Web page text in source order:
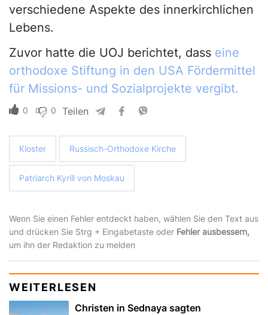
verschiedene Aspekte des innerkirchlichen
Lebens.
Zuvor hatte die UOJ berichtet, dass eine
orthodoxe Stiftung in den USA Fördermittel
für Missions- und Sozialprojekte vergibt.
0 0 Teilen
Kloster Russisch-Orthodoxe Kirche
Patriarch Kyrill von Moskau
Wenn Sie einen Fehler entdeckt haben, wählen Sie den Text aus
und drücken Sie Strg + Eingabetaste oder Fehler ausbessern,
um ihn der Redaktion zu melden
WEITERLESEN
Christen in Sednaya sagten